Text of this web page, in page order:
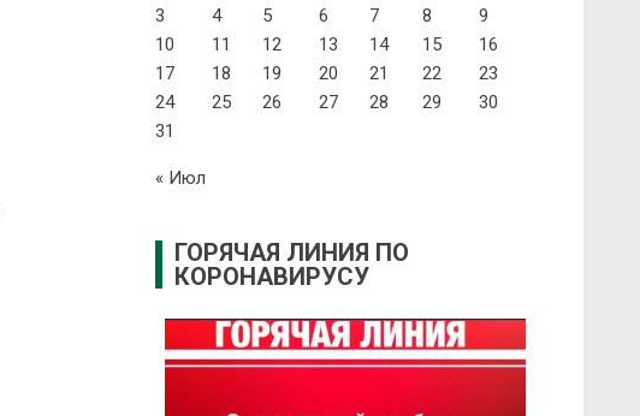
3
4 5 6 7 8
9
10
11 12 13 14 15
16
17
18 19 20 21 22
23
24
25 26 27 28 29
30
31
« Июл
ГОРЯЧАЯ ЛИНИЯ ПО
КОРОНАВИРУСУ